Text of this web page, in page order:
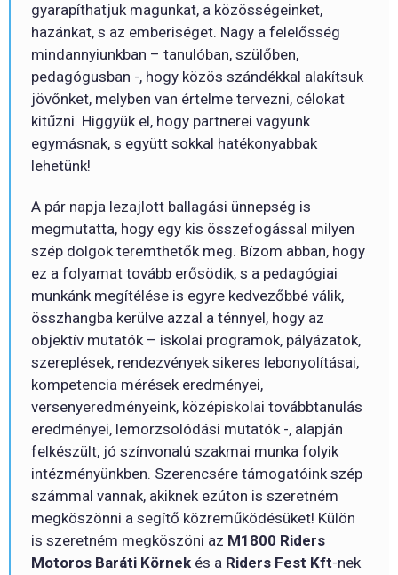
gyarapíthatjuk magunkat, a közösségeinket,
hazánkat, s az emberiséget. Nagy a felelősség
mindannyiunkban – tanulóban, szülőben,
pedagógusban -, hogy közös szándékkal alakítsuk
jövőnket, melyben van értelme tervezni, célokat
kitűzni. Higgyük el, hogy partnerei vagyunk
egymásnak, s együtt sokkal hatékonyabbak
lehetünk!
A pár napja lezajlott ballagási ünnepség is
megmutatta, hogy egy kis összefogással milyen
szép dolgok teremthetők meg. Bízom abban, hogy
ez a folyamat tovább erősödik, s a pedagógiai
munkánk megítélése is egyre kedvezőbbé válik,
összhangba kerülve azzal a ténnyel, hogy az
objektív mutatók – iskolai programok, pályázatok,
szereplések, rendezvények sikeres lebonyolításai,
kompetencia mérések eredményei,
versenyeredményeink, középiskolai továbbtanulás
eredményei, lemorzsolódási mutatók -, alapján
felkészült, jó színvonalú szakmai munka folyik
intézményünkben. Szerencsére támogatóink szép
számmal vannak, akiknek ezúton is szeretném
megköszönni a segítő közreműködésüket! Külön
is szeretném megköszöni az M1800 Riders
Motoros Baráti Körnek és a Riders Fest Kft-nek